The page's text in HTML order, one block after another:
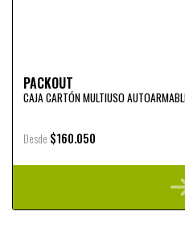
PACKOUT
CAJA CARTÓN MULTIUSO
Desde $160.050